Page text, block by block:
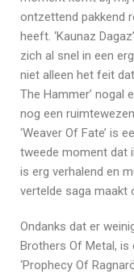
ontzettend pakkend
heeft. ‘Kaunaz
zich al snel in een
niet alleen het feit
The Hammer’ nogal
nog een
‘Weaver Of Fate’ is
tweede moment dat
is erg verhalend en
vertelde saga maakt
Ondanks dat er
Brothers Of Metal, is
‘Prophecy Of